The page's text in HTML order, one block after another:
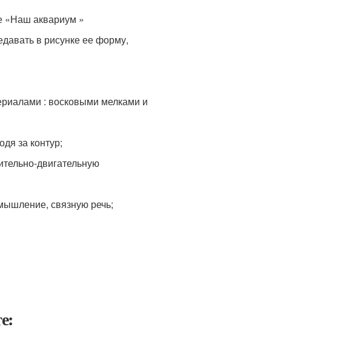
«Наш аквариум »
в рисунке ее форму,
: восковыми мелками и
за контур;
двигательную
связную речь;